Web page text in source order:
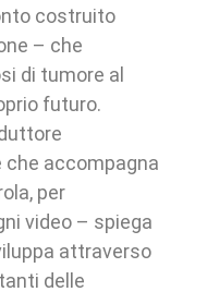
costruito
– che
di tumore al
futuro.
che accompagna
per
video – spiega
attraverso
delle